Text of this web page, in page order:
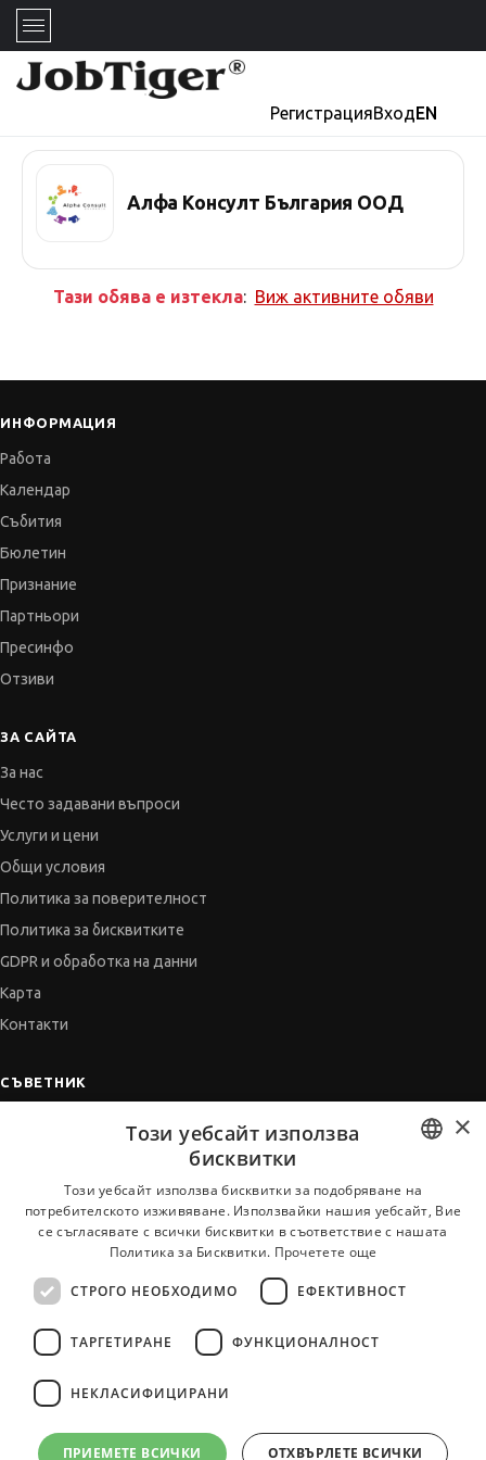
РегистрацияВходEN
Алфа Консулт България ООД
Тази обява е изтекла: Виж активните обяви
ИНФОРМАЦИЯ
Работа
Календар
Събития
Бюлетин
Признание
Партньори
Пресинфо
Отзиви
ЗА САЙТА
За нас
Често задавани въпроси
Услуги и цени
Общи условия
Политика за поверителност
Политика за бисквитките
GDPR и обработка на данни
Карта
Контакти
СЪВЕТНИК
Когато получим оферта
Vihra AI
За новодошли
Всички услуги на JobTiger
BULGARIAN
ENGLISH
×
Този уебсайт използва
бисквитки
Този уебсайт използва бисквитки за подобряване на
потребителското изживяване. Използвайки нашия уебсайт, Вие
се съгласявате с всички бисквитки в съответствие с нашата
Политика за Бисквитки. Прочетете още
СТРОГО НЕОБХОДИМО ЕФЕКТИВНОСТ
ТАРГЕТИРАНЕ ФУНКЦИОНАЛНОСТ
НЕКЛАСИФИЦИРАНИ
ПРИЕМЕТЕ ВСИЧКИ ОТХВЪРЛЕТЕ ВСИЧКИ